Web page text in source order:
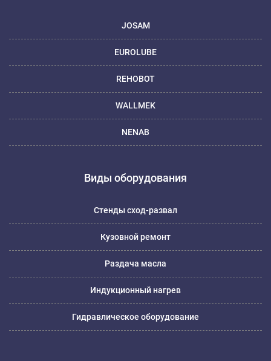
JOSAM
EUROLUBE
REHOBOT
WALLMEK
NENAB
Виды оборудования
Стенды сход-развал
Кузовной ремонт
Раздача масла
Индукционный нагрев
Гидравлическое оборудование